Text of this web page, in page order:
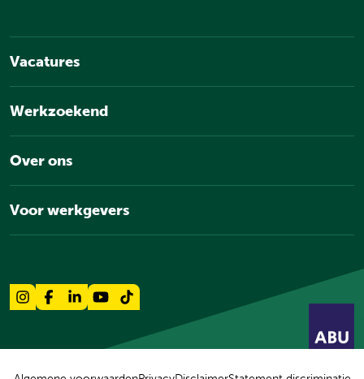
Vacatures
Werkzoekend
Over ons
Voor werkgevers